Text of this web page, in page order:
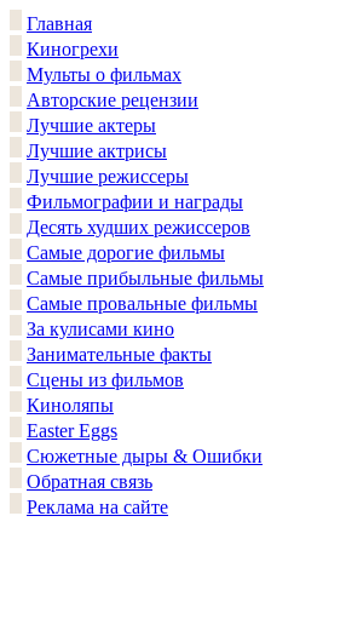
Главная
Киногрехи
Мульты о фильмах
Авторские рецензии
Лучшие актеры
Лучшие актрисы
Лучшие режиссеры
Фильмографии и награды
Десять худших режиссеров
Самые дорогие фильмы
Самые прибыльные фильмы
Самые провальные фильмы
За кулисами кино
Занимательные факты
Сцены из фильмов
Киноляпы
Easter Eggs
Сюжетные дыры & Ошибки
Обратная связь
Реклама на сайте